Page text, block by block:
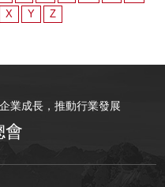
X Y Z
業成長，推動行業發展
會